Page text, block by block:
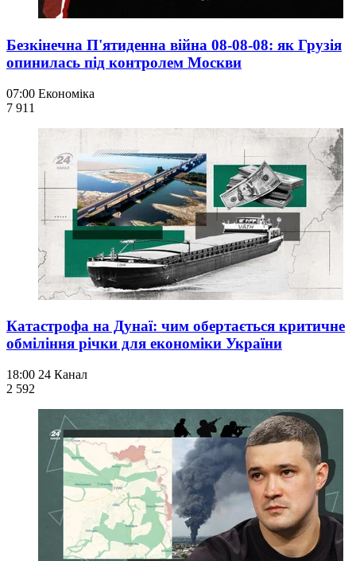
Безкінечна П'ятиденна війна 08-08-08: як Грузія
опинилась під контролем Москви
07:00 Економіка
7 911
Катастрофа на Дунаї: чим обертається критичне
обміління річки для економіки України
18:00 24 Канал
2 592